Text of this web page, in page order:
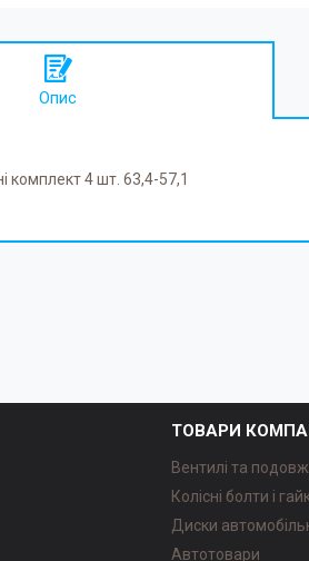
Опис
комплект 4 шт. 63,4-57,1
ТОВАРИ
Вентилі та
Колісні болти і
Диски
Автотовари